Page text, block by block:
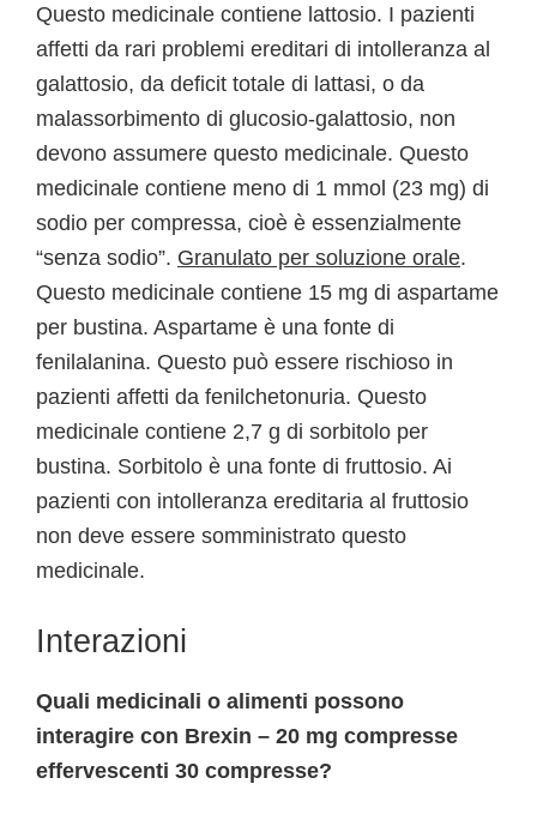
Questo medicinale contiene lattosio. I pazienti
affetti da rari problemi ereditari di intolleranza al
galattosio, da deficit totale di lattasi, o da
malassorbimento di glucosio-galattosio, non
devono assumere questo medicinale. Questo
medicinale contiene meno di 1 mmol (23 mg) di
sodio per compressa, cioè è essenzialmente
“senza sodio”. Granulato per soluzione orale.
Questo medicinale contiene 15 mg di aspartame
per bustina. Aspartame è una fonte di
fenilalanina. Questo può essere rischioso in
pazienti affetti da fenilchetonuria. Questo
medicinale contiene 2,7 g di sorbitolo per
bustina. Sorbitolo è una fonte di fruttosio. Ai
pazienti con intolleranza ereditaria al fruttosio
non deve essere somministrato questo
medicinale.
Interazioni
Quali medicinali o alimenti possono
interagire con Brexin – 20 mg compresse
effervescenti 30 compresse?